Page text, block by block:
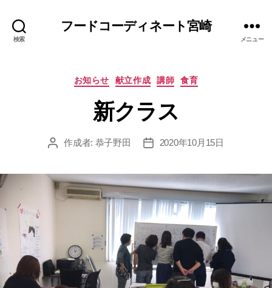
検索
フードコーディネート宮崎
メニュー
カ
ゴ
リ
お知らせ 献立作成 講師 食育
新クラス
投 作成者: 恭子野田
投
2020年10月15日